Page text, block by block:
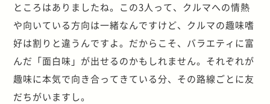
ところはありましたね。この3人って、クルマへの情熱
や向いている方向は一緒なんですけど、クルマの趣味嗜
好は割りと違うんですよ。だからこそ、バラエティに富
んだ「面白味」が出せるのかもしれません。それぞれが
趣味に本気で向き合ってきている分、その路線ごとに友
だちがいますし。